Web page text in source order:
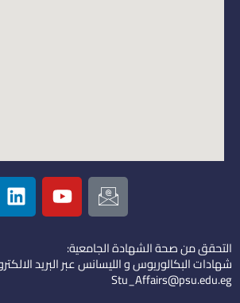
I
c
o
n
-
e
Y
o
u
u
b
L
i
n
e
d
التحقق من صحة الشهادة الجامعية:
شهادات البكالوريوس و الليسانس عبر البريد
Stu_Affairs@psu.edu.eg